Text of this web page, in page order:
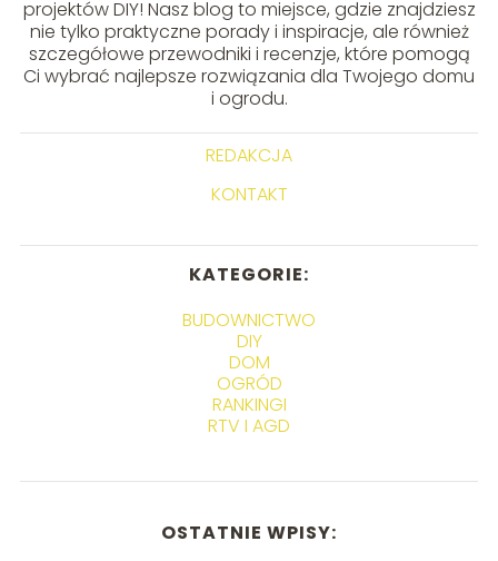
projektów DIY! Nasz blog to miejsce, gdzie znajdziesz
nie tylko praktyczne porady i inspiracje, ale również
szczegółowe przewodniki i recenzje, które pomogą
Ci wybrać najlepsze rozwiązania dla Twojego domu
i ogrodu.
REDAKCJA
KONTAKT
KATEGORIE:
BUDOWNICTWO
DIY
DOM
OGRÓD
RANKINGI
RTV I AGD
OSTATNIE WPISY: